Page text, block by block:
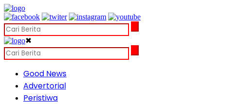
✖
Good News
Advertorial
Peristiwa